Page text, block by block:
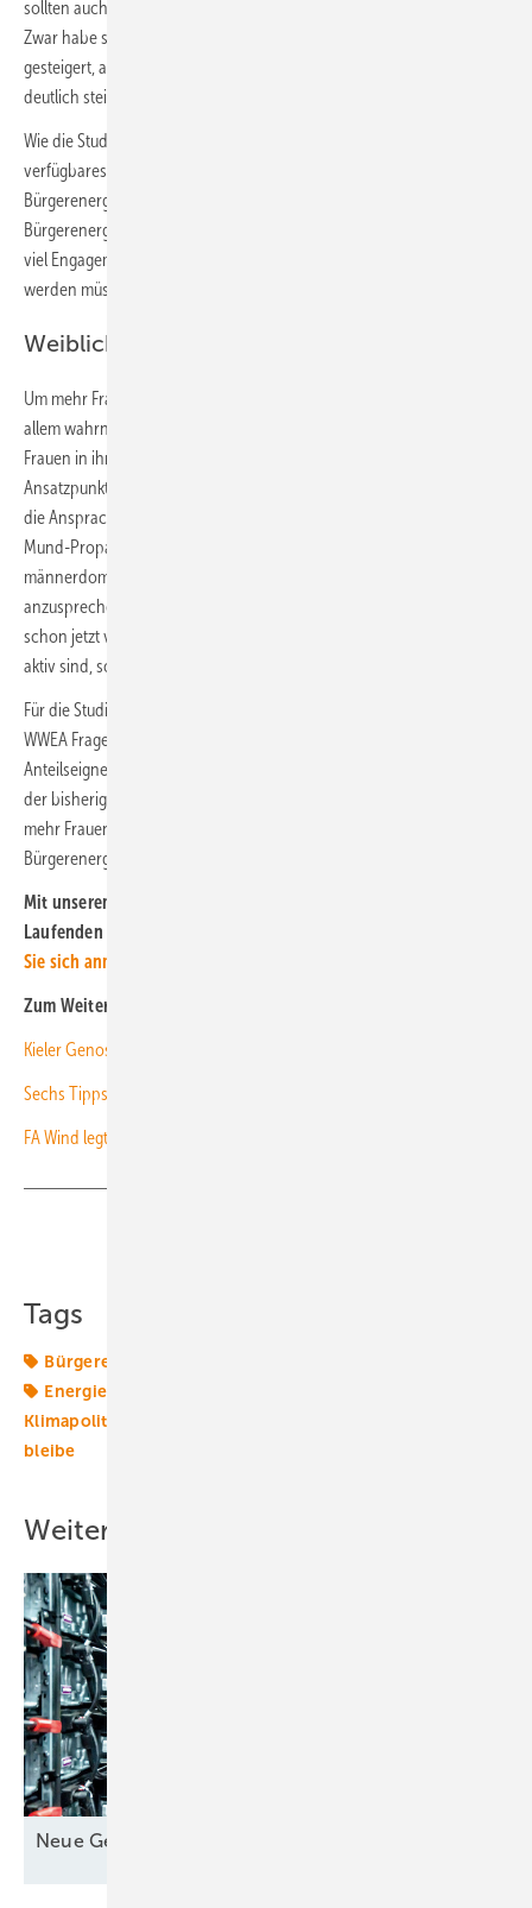
sollten auch alle gesellschaftlichen Gruppen einbezogen werden.“
Zwar habe sich der Frauenanteil in der Bürgerenergie von 20 Prozent
gesteigert, aber „das in der Studie dokumentierte Plus ist aber noch
deutlich steigerungsfähig.“
Wie die Studie zeigt, verhindern vor allem die Faktoren Zeit und
verfügbares Kapital ein stärkeres Engagement von Frauen in der
Bürgerenergie. Dazu passt, dass Frauen vor allem in kleinen
Bürgerenergiegesellschaften mit weniger als 40 Mitgliedern, in denen
viel Engagement gefordert ist und oft auch höhere Anteile gezeichnet
werden müssen, mit 7 Prozent besonders schwach vertreten sind.
Weibliche Vorbilder als Türöffner
Um mehr Frauen für die Bürgerenergie zu gewinnen, könnten vor
allem wahrnehmbare weibliche Vorbilder und eine Ansprache, die
Frauen in ihrer tatsächlichen Lebenswelt abholt, vielversprechende
Ansatzpunktesein, sagte Madeline Bode vom LEE. Bislang funktioniert
die Ansprache vor allem über persönliche Ansprache und Mund-zu-
Mund-Propaganda, so dass sie sich in geschlossenen
männerdominierten Kreisen bewegt. Um mehr und
anzusprechen, könnte Social Media ein wichtiger Kanal sein, wo
schon jetzt viele Frauen mit Interesse an Klima- und Energiepolitik
aktiv sind, so Bode.
Für die Studie, die einen Zwischenschritt darstellt, haben LEE NRW und
WWEA Fragebogen von 29 Bürgerenergiegesellschaften und 347
Anteilseignern ausgewertet. In der zweiten Phase der sollen auf Basis
der bisherigen Erkenntnisse Empfehlungen erarbeitet werdenn, wie
mehr Frauen für Bürgerenergie-Initiativen gewonnen werden und wie
Bürgerenergiegesellschaften genau das umsetzen können.
Mit unserem kostenlosen Newsletter bleiben Sie immer auf dem
Laufenden über die Entwicklung der Energiewende.
Sie sich anmelden
Zum Weiterlesen:
Kieler Genossen kombinieren Mieterstrom mit Bürgerbeteiligung
Sechs Tipps für eine bessere Klima-Kommunikation
FA Wind legt Mustervertrag für kommunale Teilhabe nach EEG vor
Tags
Bürgerenergie
Energierecht
Klimapolitik
bleibe
Weitere Inhalte
Neue Geschäfte für